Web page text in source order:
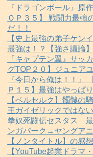
『ドラゴンボール』原
ＯＰ３５】 戦闘力最強
だ！！
【史上最強の弟子ケン
最強は！？【強さ議論
『キャプテン翼』サッ
グTOP２０】ジュニア
『今日から俺は！！』
Ｐ１５】最強はやっぱ
【ベルセルク】髑髏の
王ガイゼリックではな
拳奴死闘伝セスタス
ンガパーク→ヤングア
【ノンタイトル】の感
【YouTube起業ドラマ